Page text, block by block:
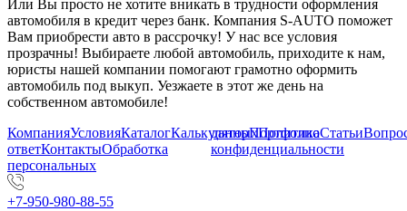
Или Вы просто не хотите вникать в трудности оформления
автомобиля в кредит через банк. Компания S-AUTO поможет
Вам приобрести авто в рассрочку! У нас все условия
прозрачны! Выбираете любой автомобиль, приходите к нам,
юристы нашей компании помогают грамотно оформить
автомобиль под выкуп. Уезжаете в этот же день на
собственном автомобиле!
КомпанияУсловияКаталогКалькуляторПортфолиоСтатьи
ответКонтактыОбработка
персональных
данныхПолитика
конфиденциальности
+7-950-980-88-55